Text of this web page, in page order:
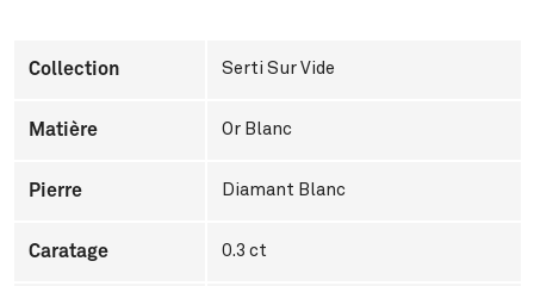
Collection Serti Sur Vide
Matière Or Blanc
Pierre Diamant Blanc
Caratage 0.3 ct